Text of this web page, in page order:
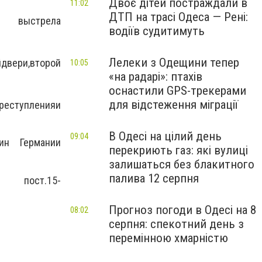
двери,второй
и
Германии
пост.15-
Двоє дітей постраждали в
ДТП на трасі Одеса — Рені:
водіїв судитимуть
11:02
Лелеки з Одещини тепер
«на радарі»: птахів
оснастили GPS-трекерами
для відстеження міграції
10:05
В Одесі на цілий день
перекриють газ: які вулиці
залишаться без блакитного
палива 12 серпня
09:04
Прогноз погоди в Одесі на 8
серпня: спекотний день з
перемінною хмарністю
08:02